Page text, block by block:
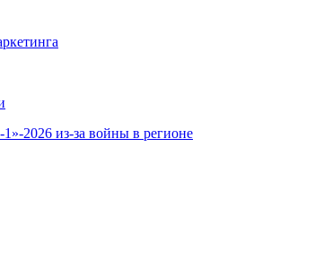
2026 из-за войны в регионе